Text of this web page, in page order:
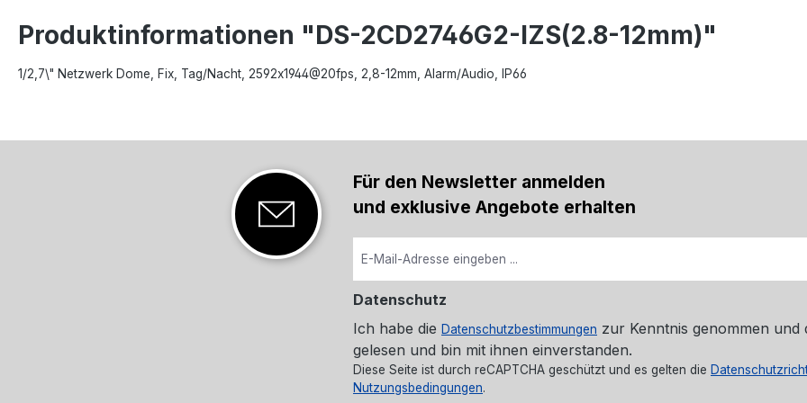
Produktinformationen "DS-2CD2746G2-IZS(2.8-12mm)"
1/2,7\" Netzwerk Dome, Fix, Tag/Nacht, 2592x1944@20fps, 2,8-12mm, Alarm/Audio, IP66
Für den Newsletter anmelden
und exklusive Angebote erhalten
Datenschutz
Ich habe die Datenschutzbestimmungen zur Kenntnis genommen und
gelesen und bin mit ihnen einverstanden.
Diese Seite ist durch reCAPTCHA geschützt und es gelten die
Nutzungsbedingungen.